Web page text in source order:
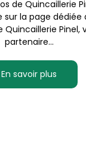
de Quincaillerie
sur la page dédiée
Quincaillerie Pinel,
partenaire...
En savoir plus